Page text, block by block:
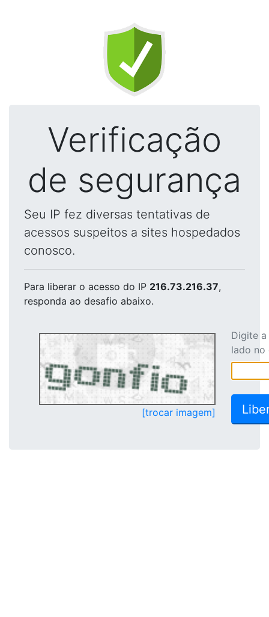
Verificação
de segurança
Seu IP fez diversas tentativas de
acessos suspeitos a sites hospedados
conosco.
Para liberar o acesso do IP 216.73.216.37,
responda ao desafio abaixo.
[trocar imagem]
Digite
lado no